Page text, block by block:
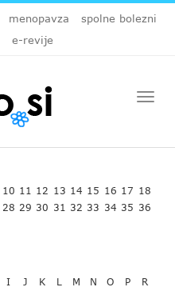
menopavza
spolne bolezni
e-revije
10 11 12 13 14 15 16 17 18
28 29 30 31 32 33 34 35 36
I J K L M N O P
R